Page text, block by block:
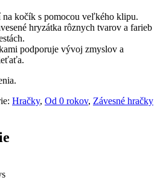
kočík s pomocou veľkého klipu.
hryzátka rôznych tvarov a farieb
podporuje vývoj zmyslov a
Hračky, Od 0 rokov, Závesné hračky